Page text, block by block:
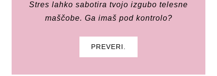
Stres lahko sabotira tvojo izgubo telesne
maščobe. Ga imaš pod kontrolo?
PREVERI.